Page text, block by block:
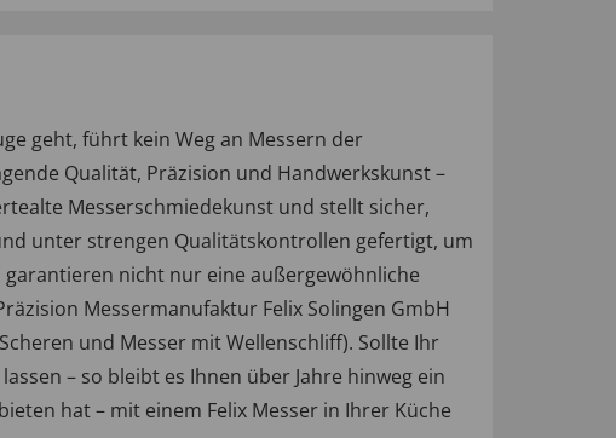
geht, führt kein Weg an Messern der
Qualität, Präzision und Handwerkskunst –
Messerschmiedekunst und stellt sicher,
unter strengen Qualitätskontrollen gefertigt, um
nicht nur eine außergewöhnliche
Messermanufaktur Felix Solingen GmbH
und Messer mit Wellenschliff). Sollte Ihr
– so bleibt es Ihnen über Jahre hinweg ein
hat – mit einem Felix Messer in Ihrer Küche